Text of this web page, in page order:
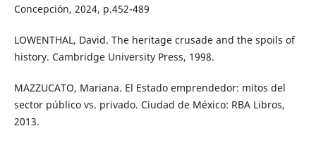
Concepción, 2024, p.452-489
LOWENTHAL, David. The heritage crusade and the spoils of
history. Cambridge University Press, 1998.
MAZZUCATO, Mariana. El Estado emprendedor: mitos del
sector público vs. privado. Ciudad de México: RBA Libros,
2013.